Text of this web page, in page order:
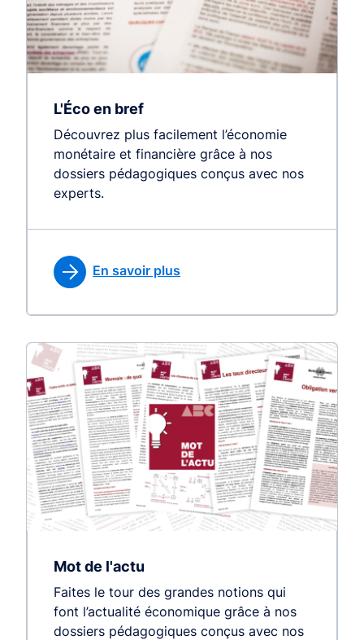
L'Éco en bref
Découvrez plus facilement l’économie
monétaire et financière grâce à nos
dossiers pédagogiques conçus avec nos
experts.
En savoir plus
Mot de l'actu
Faites le tour des grandes notions qui
font l’actualité économique grâce à nos
dossiers pédagogiques conçus avec nos